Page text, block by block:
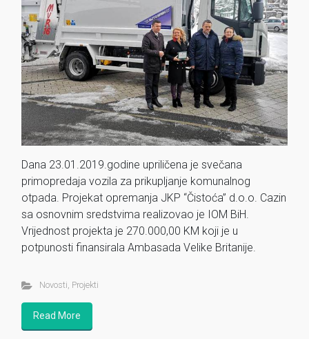
Dana 23.01.2019.godine upriličena je svečana
primopredaja vozila za prikupljanje komunalnog
otpada. Projekat opremanja JKP “Čistoća” d.o.o. Cazin
sa osnovnim sredstvima realizovao je IOM BiH.
Vrijednost projekta je 270.000,00 KM koji je u
potpunosti finansirala Ambasada Velike Britanije.
Novosti, Projekti
Read More